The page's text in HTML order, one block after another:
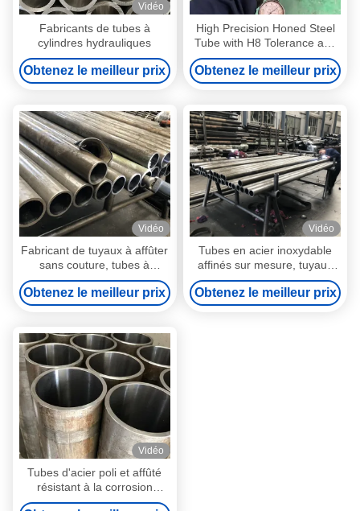
Vidéo
Fabricants de tubes à
cylindres hydrauliques
Obtenez le meilleur prix
High Precision Honed Steel
Tube with H8 Tolerance and
Tensile Strength ≥600 MPa
Obtenez le meilleur prix
Vidéo
Fabricant de tuyaux à affûter
sans couture, tubes à
cylindres à affûter en acier
Obtenez le meilleur prix
Vidéo
Tubes en acier inoxydable
affinés sur mesure, tuyaux
en acier affinés durables
Obtenez le meilleur prix
Vidéo
Tubes d'acier poli et affûté
résistant à la corrosion
Tolérance H8-H9